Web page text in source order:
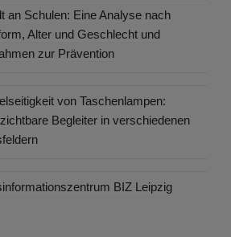
an Schulen: Eine Analyse nach
Alter und Geschlecht und
zur Prävention
von Taschenlampen:
Begleiter in verschiedenen
BIZ Leipzig